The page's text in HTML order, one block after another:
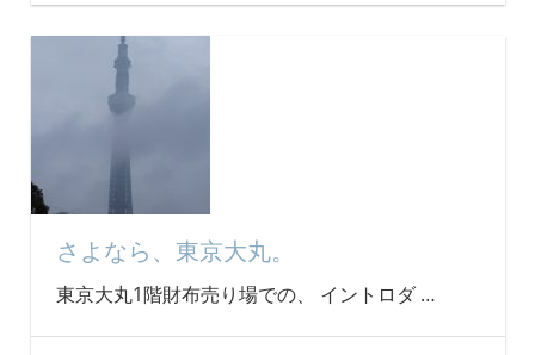
さよなら、東京大丸。
東京大丸1階財布売り場での、 イントロダ…